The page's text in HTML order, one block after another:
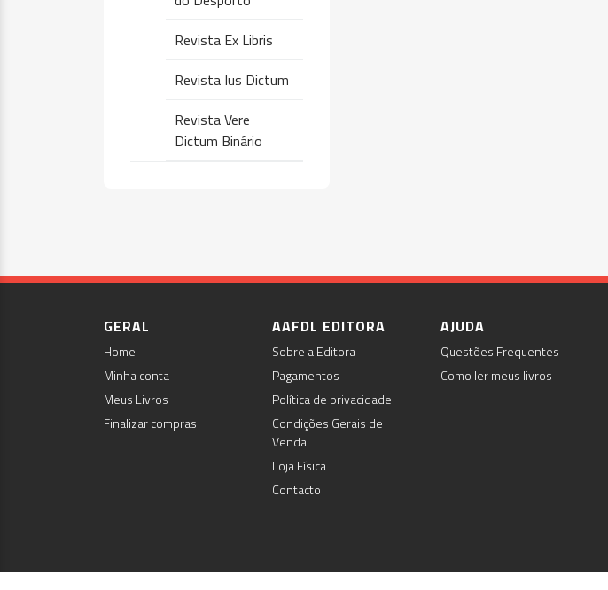
Revista Ex Libris
Revista Ius Dictum
Revista Vere
Dictum Binário
GERAL
Home
Minha conta
Meus Livros
Finalizar compras
AAFDL EDITORA
Sobre a Editora
Pagamentos
Política de privacidade
Condições Gerais de
Venda
Loja Física
Contacto
AJUDA
Questões Frequentes
Como ler meus livros